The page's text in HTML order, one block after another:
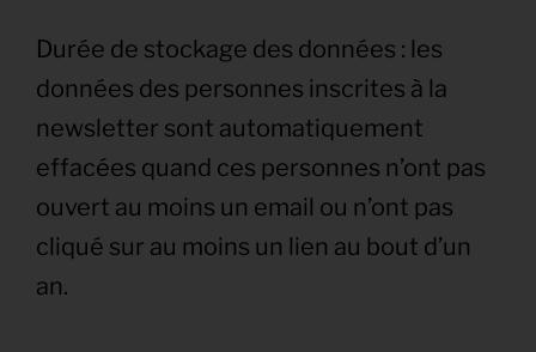
Durée de stockage des données : les
données des personnes inscrites à la
newsletter sont automatiquement
effacées quand ces personnes n’ont pas
ouvert au moins un email ou n’ont pas
cliqué sur au moins un lien au bout d’un
an.